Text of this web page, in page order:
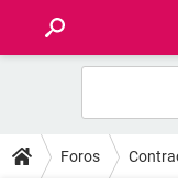
FOROS
Foros